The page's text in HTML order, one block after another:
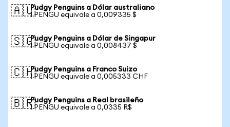
🇦🇺Pudgy Penguins a Dólar australiano
1 PENGU equivale a 0,009335 $
🇸🇬Pudgy Penguins a Dólar de Singapur
1 PENGU equivale a 0,008437 $
🇨🇭Pudgy Penguins a Franco Suizo
1 PENGU equivale a 0,005333 CHF
🇧🇷Pudgy Penguins a Real brasileño
1 PENGU equivale a 0,0335 R$